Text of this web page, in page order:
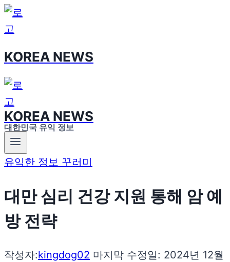
Skip
to
KOREA NEWS
KOREA NEWS
대한민국 유익 정보
유익한 정보 꾸러미
대만 심리 건강 지원 통해 암 예
방 전략
작성자:kingdog02 마지막 수정일: 2024년 12월